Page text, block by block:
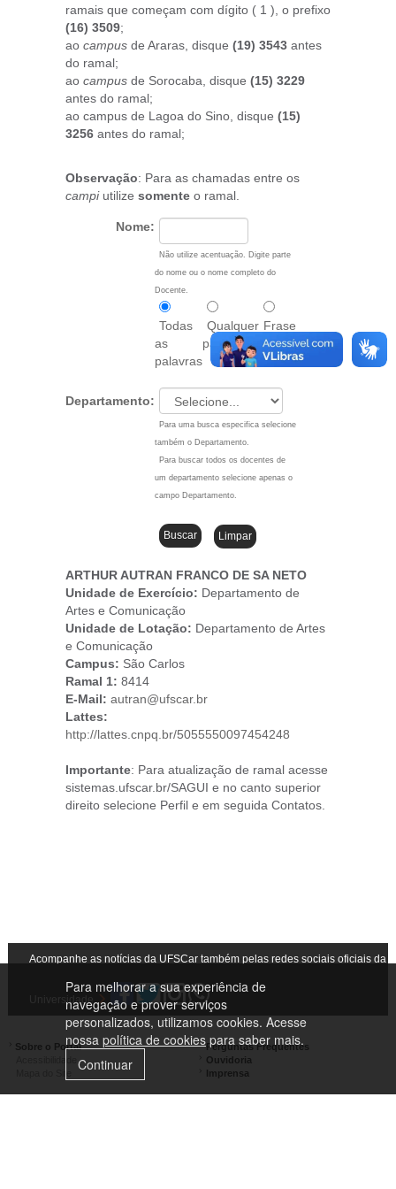
Para melhorar a sua experiência de
navegação e prover serviços
personalizados, utilizamos cookies. Acesse
nossa política de cookiespara saber mais.
Continuar
ramais que começam com dígito ( 1 ), o prefixo
(16) 3509;
ao campus de Araras, disque (19) 3543 antes
do ramal;
ao campus de Sorocaba, disque (15) 3229
antes do ramal;
ao campus de Lagoa do Sino, disque (15)
3256 antes do ramal;
Observação: Para as chamadas entre os
campiutilize somente o ramal.
Nome:
Não utilize acentuação. Digite parte
do nome ou o nome completo do
Docente.
Todas
as
palavras
Qualquer
palavra
Frase
exata
Departamento:
Para uma busca especifica selecione
também o Departamento.
Para buscar todos os docentes de
um departamento selecione apenas o
campo Departamento.
ARTHUR AUTRAN FRANCO DE SA NETO
Unidade de Exercício: Departamento de
Artes e Comunicação
Unidade de Lotação: Departamento de Artes
e Comunicação
Campus: São Carlos
Ramal 1: 8414
E-Mail: autran@ufscar.br
Lattes:
http://lattes.cnpq.br/5055550097454248
Importante: Para atualização de ramal acesse
sistemas.ufscar.br/SAGUI e no canto superior
direito selecione Perfil e em seguida Contatos.
Acompanhe as notícias da UFSCar também pelas redes sociais oficiais da
Universidade
Sobre o Portal
Perguntas Frequentes
Ouvidoria
Imprensa